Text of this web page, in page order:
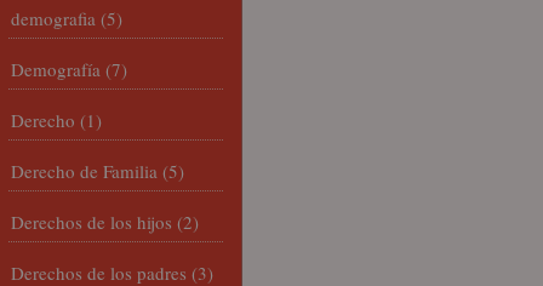
demografia (5)
Demografía (7)
Derecho (1)
Derecho de Familia (5)
Derechos de los hijos (2)
Derechos de los padres (3)